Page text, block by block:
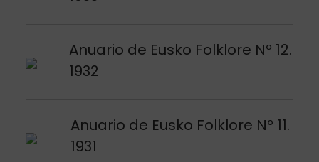
Anuario de Eusko Folklore Nº 12.
1932
Argitalpena ikusi
Anuario de Eusko Folklore Nº 11.
1931
Argitalpena ikusi